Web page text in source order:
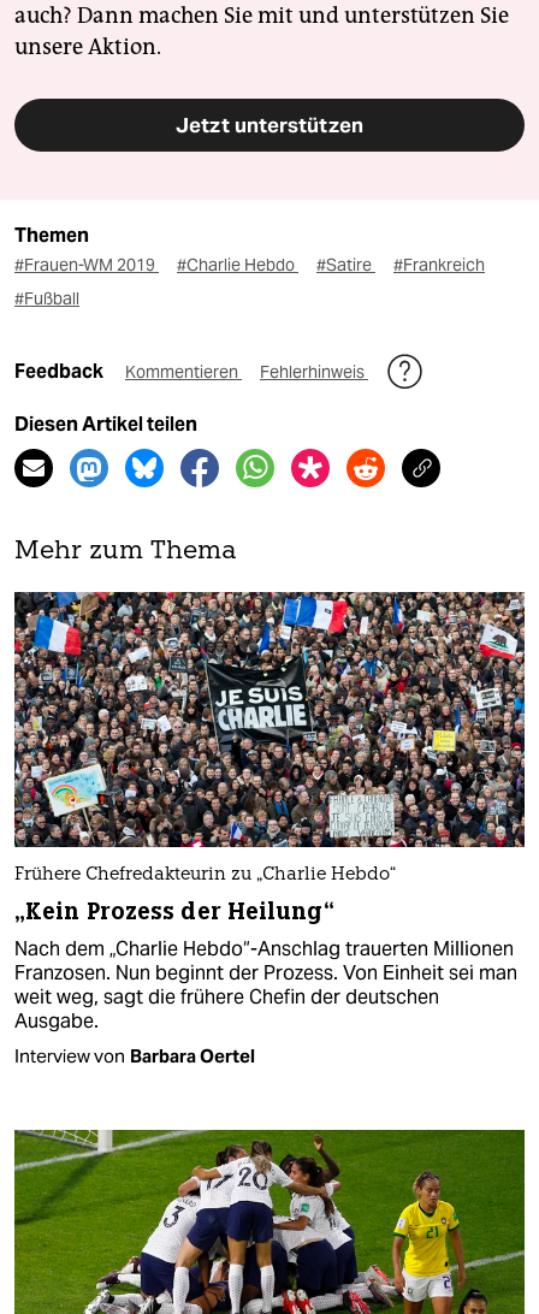
auch? Dann machen Sie mit und unterstützen Sie
unsere Aktion.
Jetzt unterstützen
Themen
#Frauen-WM 2019 #Charlie Hebdo #Satire
#Frankreich
#Fußball
Feedback Kommentieren Fehlerhinweis
Diesen Artikel teilen
Mehr zum Thema
Frühere Chefredakteurin zu „Charlie Hebdo“
„Kein Prozess der Heilung“
Nach dem „Charlie Hebdo“-Anschlag trauerten Millionen
Franzosen. Nun beginnt der Prozess. Von Einheit sei man
weit weg, sagt die frühere Chefin der deutschen
Ausgabe.
Interview von Barbara Oertel